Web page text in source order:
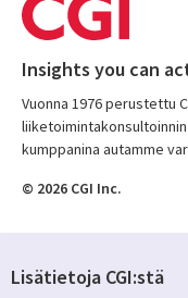
Insights you can
Vuonna 1976 perustettu
kumppanina autamme
© 2026 CGI Inc.
Lisätietoja CGI:stä